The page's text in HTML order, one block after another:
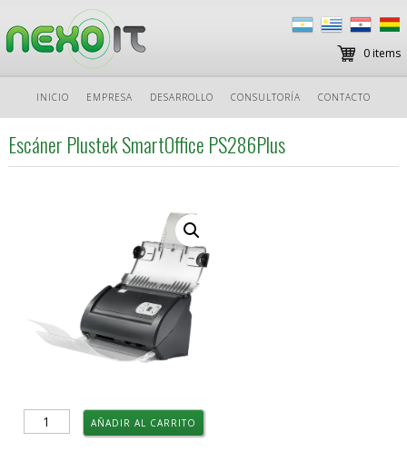
al
contenido
INICIO EMPRESA DESARROLLO CONSULTORÍA CONTACTO
0 items
Escáner Plustek SmartOffice PS286Plus
Escáner
Plustek
AÑADIR AL CARRITO